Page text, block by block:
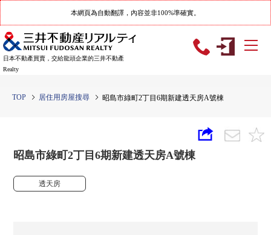
本網頁為自動翻譯，內容並非100%準確實。
日本不動產買賣，交給龍頭企業的三井不動產
Realty
TOP 居住用房屋搜尋 昭島市綠町2丁目6期新建透天房A號棟
昭島市綠町2丁目6期新建透天房A號棟
透天房